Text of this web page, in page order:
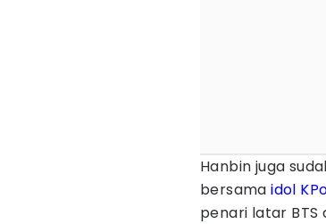
Hanbin juga
bersamaidol
penari latar BTS